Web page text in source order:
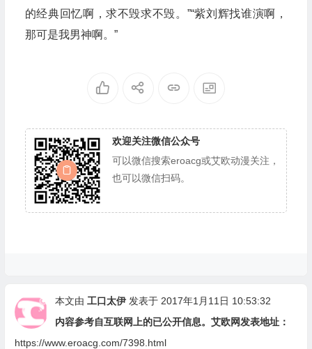
的经典回忆啊，求不毁求不毁。”“紫刘辉找谁演啊，
那可是我男神啊。”
欢迎关注微信公众号
可以微信搜索eroacg或艾欧动漫关注，
也可以微信扫码。
本文由 工口太伊发表于 2017年1月11日 10:53:32
内容参考自互联网上的已公开信息。艾欧网发表地址：
https://www.eroacg.com/7398.html